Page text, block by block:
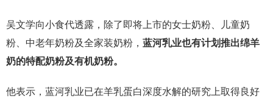
吴文学向小食代透露，除了即将上市的女士奶粉、儿童奶
粉、中老年奶粉及全家装奶粉， 蓝河乳业也有计划推出绵羊
奶的特配奶粉及有机奶粉。
他表示，蓝河乳业已在羊乳蛋白深度水解的研究上取得良好